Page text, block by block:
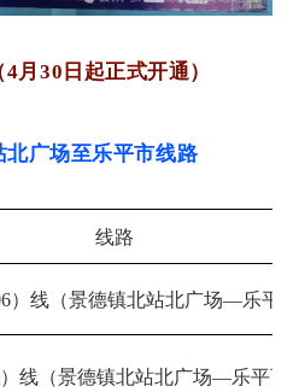
4月30日起正式开通）
北广场至乐平市线路
线路
）线 （景德镇北站北广场—乐平
线（景德镇北站北广场—乐平百